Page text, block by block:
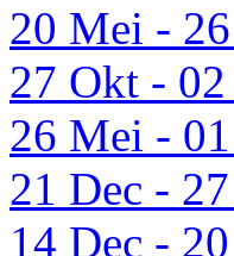
20 Mei -
27 Okt -
26 Mei -
21 Dec -
14 Dec -